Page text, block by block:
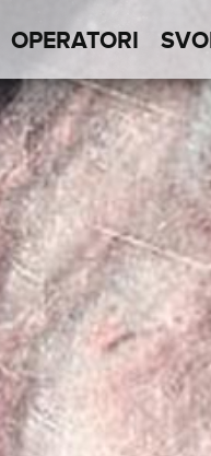
OPERATORI